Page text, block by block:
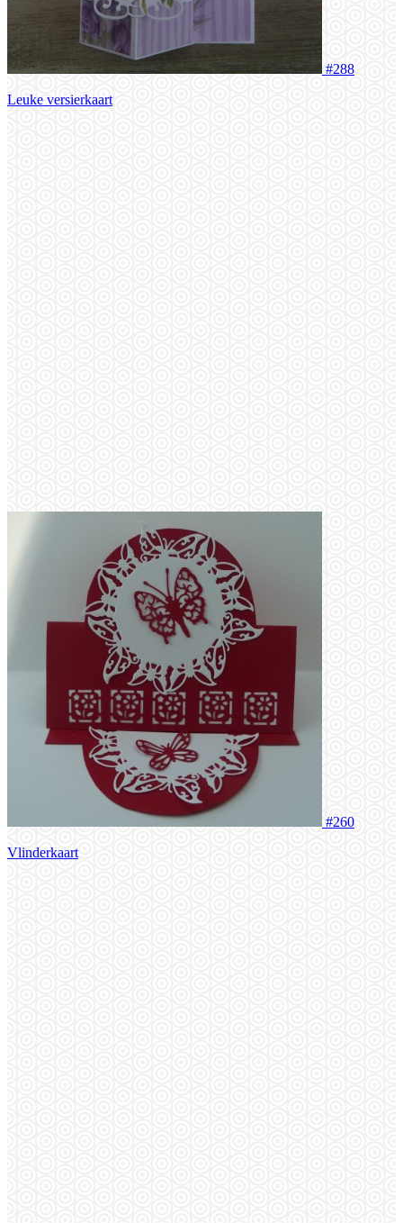
#288
Leuke versierkaart
#260
Vlinderkaart